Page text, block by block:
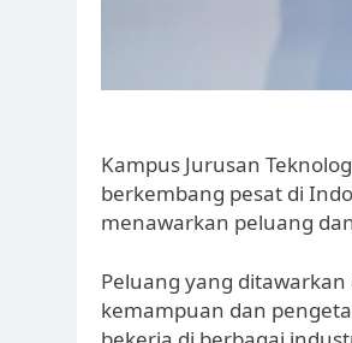
Kampus Jurusan
berkembang pesat di
menawarkan peluang
Peluang yang
kemampuan dan